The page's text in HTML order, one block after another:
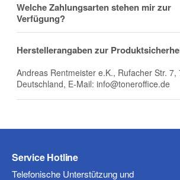
Telefon
Mobiltelefon
Welche Zahlungsarten stehen mir zur
Verfügung?
Herstellerangaben zur
Andreas Rentmeister e.K., Rufacher Str.
Deutschland, E-Mail: info@toneroffice.de
Service Hotline
Telefonische Unterstützung und